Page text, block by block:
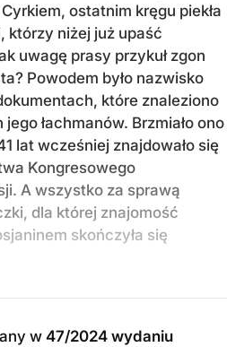
ostatnim kręgu piekła
którzy niżej już upaść
uwagę prasy przykuł zgon
Powodem było nazwisko
które znaleziono
łachmanów. Brzmiało ono
lat wcześniej znajdowało się
Kongresowego
A wszystko za sprawą
dla której znajomość
skończyła się
w 47/2024 wydaniu